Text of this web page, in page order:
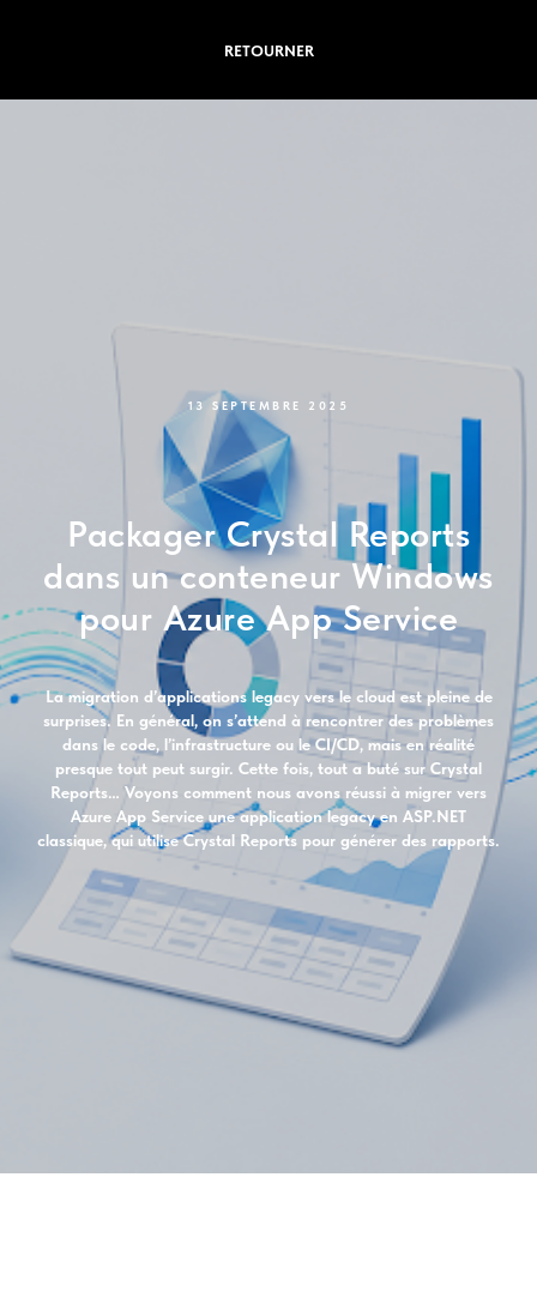
RETOURNER
13 SEPTEMBRE 2025
Packager Crystal Reports
dans un conteneur Windows
pour Azure App Service
La migration d’applications legacy vers le cloud est pleine de
surprises. En général, on s’attend à rencontrer des problèmes
dans le code, l’infrastructure ou le CI/CD, mais en réalité
presque tout peut surgir. Cette fois, tout a buté sur Crystal
Reports… Voyons comment nous avons réussi à migrer vers
Azure App Service une application legacy en ASP.NET
classique, qui utilise Crystal Reports pour générer des rapports.